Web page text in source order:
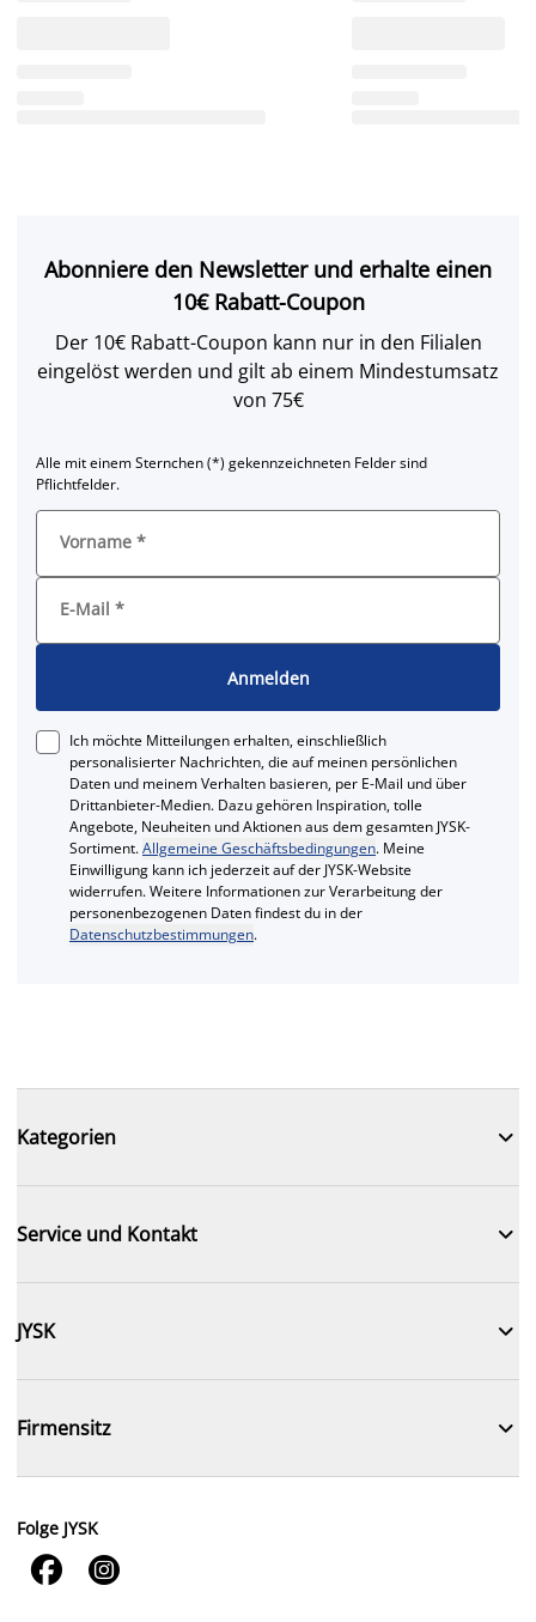
Abonniere den Newsletter und erhalte einen
10€ Rabatt-Coupon
Der 10€ Rabatt-Coupon kann nur in den Filialen
eingelöst werden und gilt ab einem Mindestumsatz
von 75€
Alle mit einem Sternchen (*) gekennzeichneten Felder sind
Pflichtfelder.
Vorname *
E-Mail *
Anmelden
Ich möchte Mitteilungen erhalten, einschließlich
personalisierter Nachrichten, die auf meinen persönlichen
Daten und meinem Verhalten basieren, per E-Mail und über
Drittanbieter-Medien. Dazu gehören Inspiration, tolle
Angebote, Neuheiten und Aktionen aus dem gesamten JYSK-
Sortiment.Allgemeine Geschäftsbedingungen. Meine
Einwilligung kann ich jederzeit auf der JYSK-Website
widerrufen. Weitere Informationen zur Verarbeitung der
personenbezogenen Daten findest du in der
Datenschutzbestimmungen.
Kategorien 
Service und Kontakt 
JYSK 
Firmensitz 
Folge JYSK
 